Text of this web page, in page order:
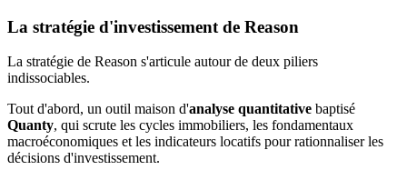
La stratégie d'investissement de Reason
La stratégie de Reason s'articule autour de deux piliers
indissociables.
Tout d'abord, un outil maison d'analyse quantitative baptisé
Quanty, qui scrute les cycles immobiliers, les fondamentaux
macroéconomiques et les indicateurs locatifs pour rationnaliser les
décisions d'investissement.